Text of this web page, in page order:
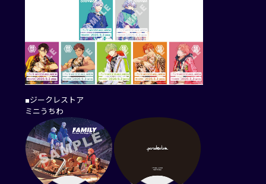
■ジークレストア
ミニうちわ